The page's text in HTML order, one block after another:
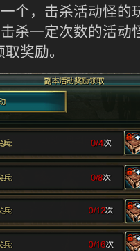
个，击杀活动怪的
杀一定次数的活动
取奖励。